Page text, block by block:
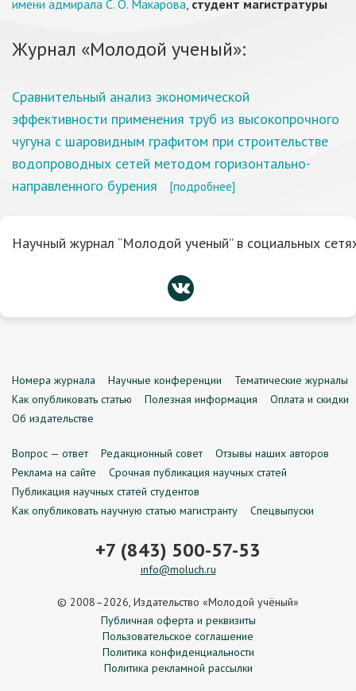
имени адмирала С. О. Макарова, студент магистратуры
Журнал «Молодой ученый»:
Сравнительный анализ экономической
эффективности применения труб из высокопрочного
чугуна с шаровидным графитом при строительстве
водопроводных сетей методом горизонтально-
направленного бурения
[подробнее]
Научный журнал “Молодой ученый” в социальных
Номера журнала Научные конференции
Тематические журналы
Как опубликовать статью
Полезная информация
Оплата и скидки
Об издательстве
Вопрос — ответ Редакционный совет
Отзывы наших авторов
Реклама на сайте
Срочная публикация научных статей
Публикация научных статей студентов
Как опубликовать научную статью магистранту
Спецвыпуски
+7 (843) 500-57-53
info@moluch.ru
© 2008–2026, Издательство «Молодой учёный»
Публичная оферта и реквизиты
Пользовательское соглашение
Политика конфиденциальности
Политика рекламной рассылки